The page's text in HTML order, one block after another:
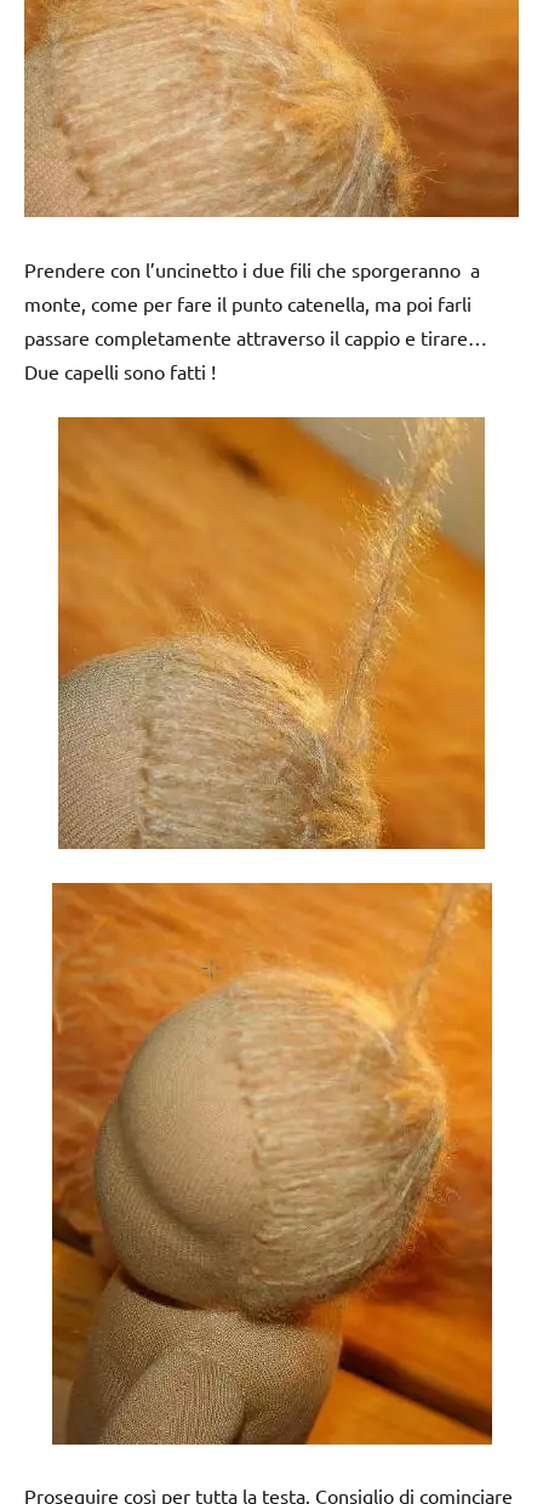
Prendere con l’uncinetto i due fili che sporgeranno a
monte, come per fare il punto catenella, ma poi farli
passare completamente attraverso il cappio e tirare…
Due capelli sono fatti !
Proseguire così per tutta la testa. Consiglio di cominciare